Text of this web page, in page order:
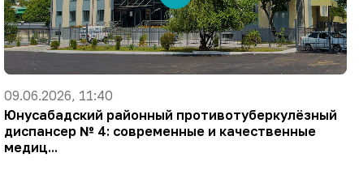
09.06.2026, 11:40
Юнусабадский районный противотуберкулёзный
диспансер № 4: современные и качественные
медиц...